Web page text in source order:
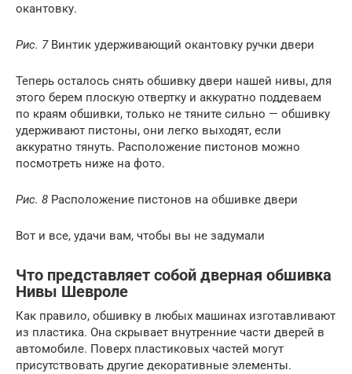
окантовку.
Рис. 7Винтик удерживающий окантовку ручки двери
Теперь осталось снять обшивку двери нашей нивы, для
этого берем плоскую отвертку и аккуратно поддеваем
по краям обшивки, только не тяните сильно — обшивку
удерживают пистоны, они легко выходят, если
аккуратно тянуть. Расположение пистонов можно
посмотреть ниже на фото.
Рис. 8 Расположение пистонов на обшивке двери
Вот и все, удачи вам, чтобы вы не задумали
Что представляет собой дверная обшивка
Нивы Шевроле
Как правило, обшивку в любых машинах изготавливают
из пластика. Она скрывает внутренние части дверей в
автомобиле. Поверх пластиковых частей могут
присутствовать другие декоративные элементы.